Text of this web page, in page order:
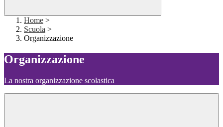
Home >
Scuola >
Organizzazione
Organizzazione
La nostra organizzazione scolastica